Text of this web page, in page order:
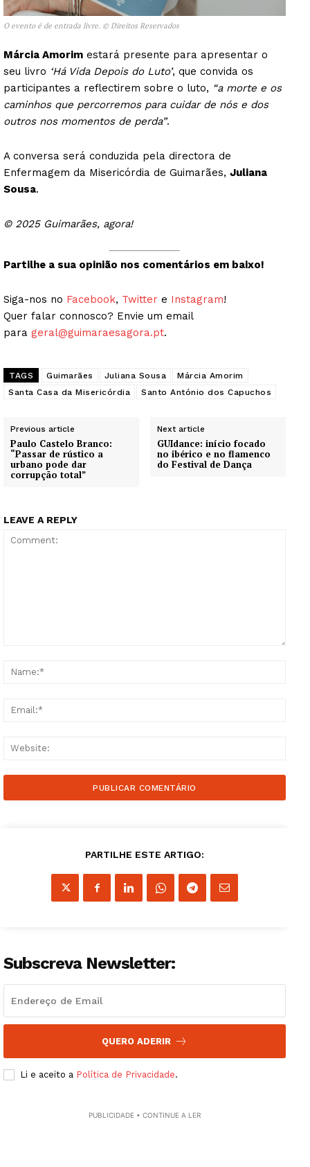
Guimarães, agora!
O evento é de entrada livre. © Direitos Reservados
Márcia Amorim estará presente para apresentar o
seu livro ‘Há Vida Depois do Luto’, que convida os
participantes a reflectirem sobre o luto, “a morte e os
caminhos que percorremos para cuidar de nós e dos
outros nos momentos de perda”.
A conversa será conduzida pela directora de
Enfermagem da Misericórdia de Guimarães, Juliana
Sousa.
© 2025 Guimarães, agora!
Partilhe a sua opinião nos comentários em baixo!
Siga-nos no Facebook, Twitter e Instagram!
Quer falar connosco? Envie um email
para geral@guimaraesagora.pt.
TAGS Guimarães Juliana Sousa
Márcia Amorim
Santa Casa da Misericórdia
Santo António dos Capuchos
Previous article
Paulo Castelo Branco:
“Passar de rústico a
urbano pode dar
corrupção total”
Next article
GUIdance: início focado
no ibérico e no flamenco
do Festival de Dança
LEAVE A REPLY
PARTILHE ESTE ARTIGO:
Subscreva Newsletter:
QUERO ADERIR
Li e aceito a Política de Privacidade.
PUBLICIDADE • CONTINUE A LER